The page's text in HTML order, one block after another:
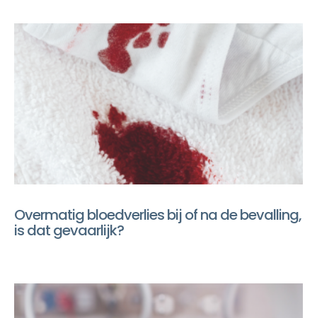
Overmatig bloedverlies bij of na de bevalling,
is dat gevaarlijk?